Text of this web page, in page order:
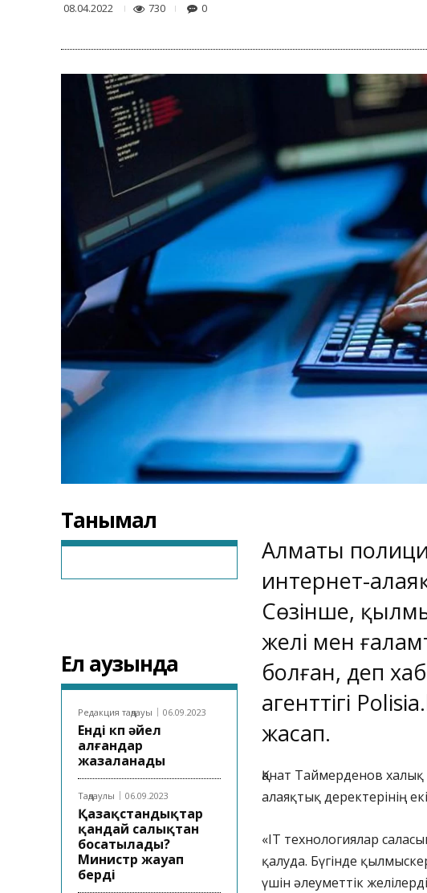
08.04.2022 730 0
Танымал
Ел аузында
Редакция таңдауы 06.09.2023
Енді көп әйел
алғандар
жазаланады
Таңдаулы 06.09.2023
Қазақстандықтар
қандай салықтан
босатылады?
Министр жауап
берді
Алматы
интернет-
Сөзінше,
желі мен
болған, деп
агенттігі
жасап.
Қанат Таймерденов
алаяқтық деректерінің
«IT технологиялар
қалуда. Бүгінде
үшін әлеуметтік